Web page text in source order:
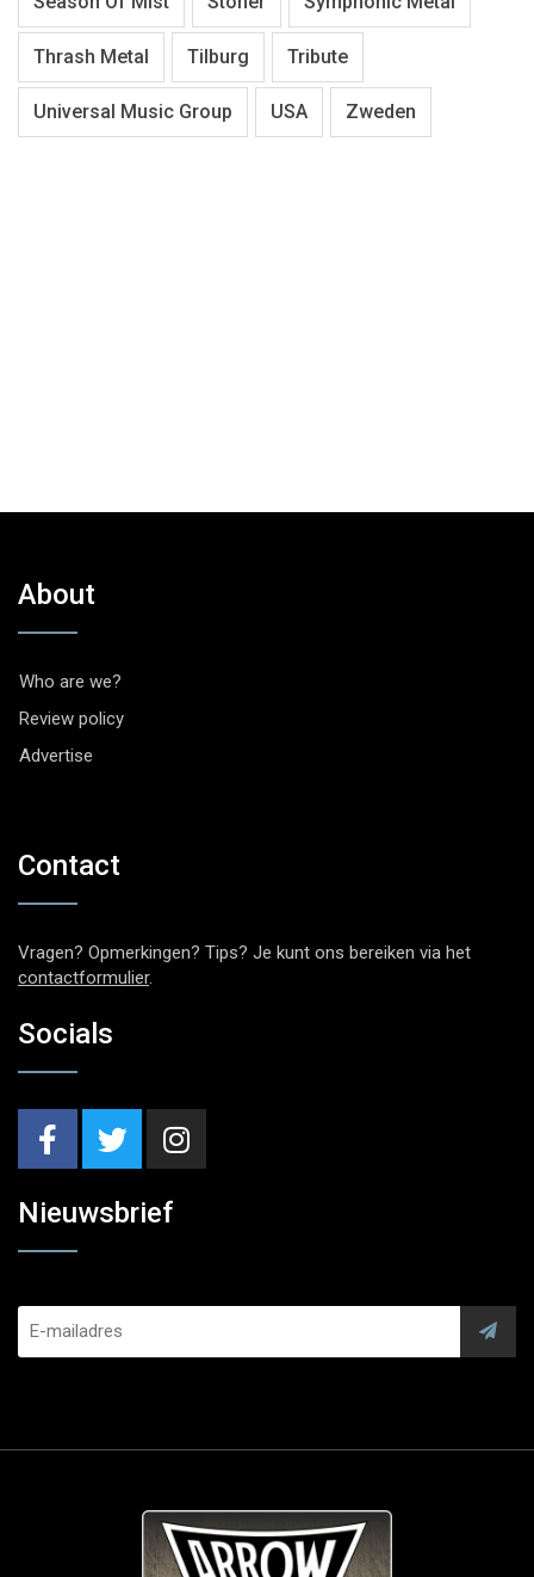
Thrash Metal Tilburg Tribute
Universal Music Group USA Zweden
About
Who are we?
Review policy
Advertise
Contact
Vragen? Opmerkingen? Tips? Je kunt ons bereiken via het
contactformulier.
Socials
Nieuwsbrief